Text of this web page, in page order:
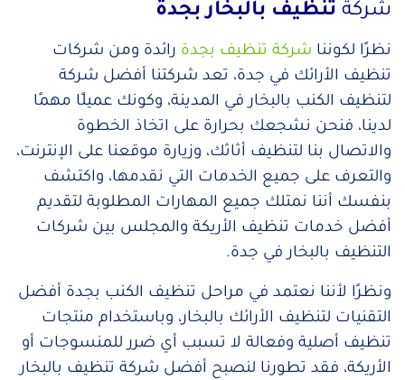
شركة تنظيف بالبخار بجدة
نظرًا لكوننا شركة تنظيف بجدة رائدة ومن شركات
تنظيف الأرائك في جدة، تعد شركتنا أفضل شركة
لتنظيف الكنب بالبخار في المدينة، وكونك عميلًا مهمًا
لدينا، فنحن نشجعك بحرارة على اتخاذ الخطوة
والاتصال بنا لتنظيف أثاثك، وزيارة موقعنا على الإنترنت،
والتعرف على جميع الخدمات التي نقدمها، واكتشف
بنفسك أننا نمتلك جميع المهارات المطلوبة لتقديم
أفضل خدمات تنظيف الأريكة والمجلس بين شركات
التنظيف بالبخار في جدة.
ونظرًا لأننا نعتمد في مراحل تنظيف الكنب بجدة أفضل
التقنيات لتنظيف الأرائك بالبخار، وباستخدام منتجات
تنظيف أصلية وفعالة لا تسبب أي ضرر للمنسوجات أو
الأريكة، فقد تطورنا لنصبح أفضل شركة تنظيف بالبخار